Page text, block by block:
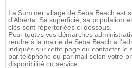
La Summer village de Seba Beach est
d'Alberta. Sa superficie, sa population
clés sont répertoriées ci-dessous.
Pour toutes vos démarches
rendre à la mairie de Seba Beach à
indiqués sur cette page ou contacter le
par téléphone ou par mail selon votre
disponibilité du service.